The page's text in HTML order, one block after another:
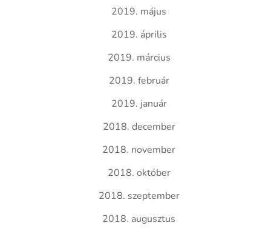
2019. május
2019. április
2019. március
2019. február
2019. január
2018. december
2018. november
2018. október
2018. szeptember
2018. augusztus